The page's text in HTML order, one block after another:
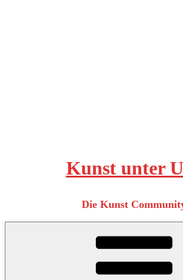
Kunst unter
Die Kunst